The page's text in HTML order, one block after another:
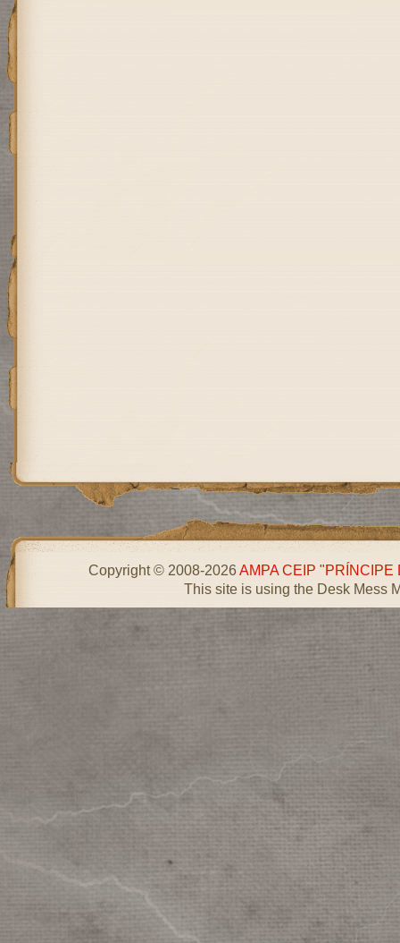
Copyright © 2008-2026AMPA CEIP "PRÍNCIPE
This site is using the Desk Mess